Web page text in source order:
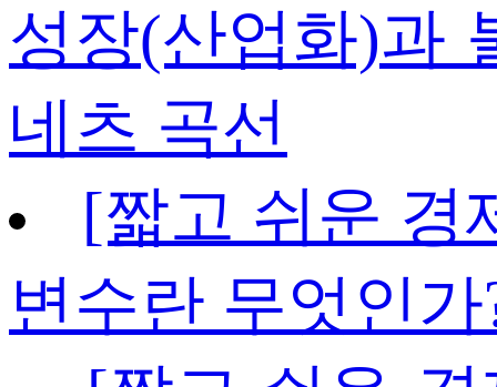
성장(산업화)과
네츠 곡선
[짧고 쉬운 경
변수란 무엇인가